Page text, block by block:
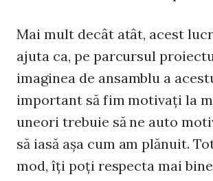
Mai mult decât atât, acest
ajuta ca, pe parcursul
imaginea de ansamblu a
important să fim motivaţi la
uneori trebuie să ne auto
să iasă aşa cum am plănuit.
mod, îţi poţi respecta mai